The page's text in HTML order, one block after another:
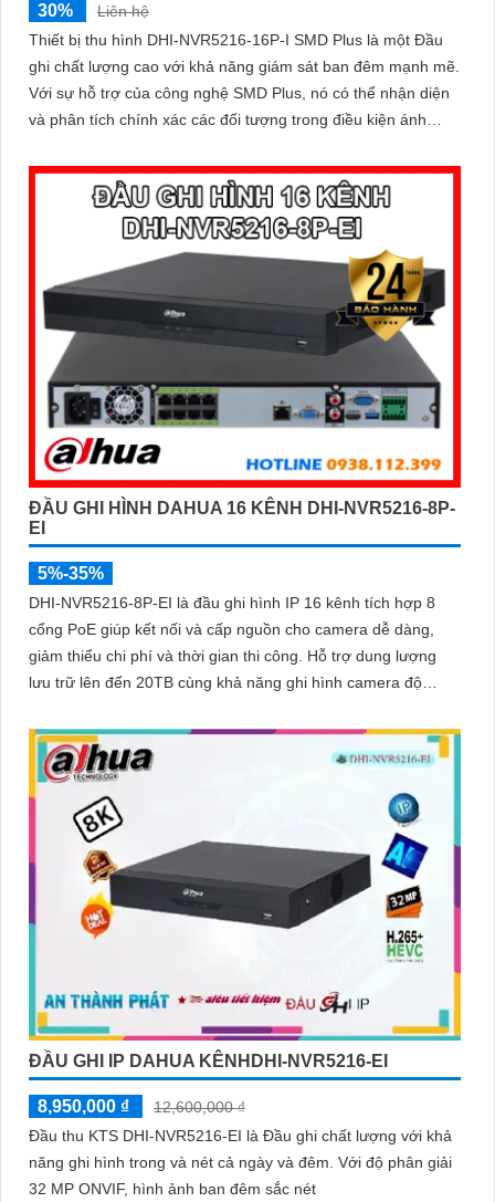
30%
Liên hệ
Thiết bị thu hình DHI-NVR5216-16P-I SMD Plus là một Đầu
ghi chất lượng cao với khả năng giám sát ban đêm mạnh mẽ.
Với sự hỗ trợ của công nghệ SMD Plus, nó có thể nhận diện
và phân tích chính xác các đối tượng trong điều kiện ánh
ĐẦU GHI HÌNH DAHUA 16 KÊNH DHI-NVR5216-8P-
EI
5%-35%
DHI-NVR5216-8P-EI là đầu ghi hình IP 16 kênh tích hợp 8
cổng PoE giúp kết nối và cấp nguồn cho camera dễ dàng,
giảm thiểu chi phí và thời gian thi công. Hỗ trợ dung lượng
lưu trữ lên đến 20TB cùng khả năng ghi hình camera độ
nét và khả năng lưu trữ vượt trội hiệu suất mạnh mẽ, tính
năng linh hoạt và mức giá cạnh tranh
ĐẦU GHI IP DAHUA KÊNHDHI-NVR5216-EI
8,950,000 ₫
12,600,000 ₫
Đầu thu KTS DHI-NVR5216-EI là Đầu ghi chất lượng với khả
năng ghi hình trong và nét cả ngày và đêm. Với độ phân giải
32 MP ONVIF, hình ảnh ban đêm sắc nét